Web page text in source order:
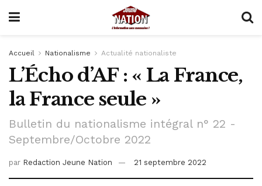
Accueil Nationalisme Actualité nationaliste
L’Écho d’AF : « La France,
la France seule »
Bulletin du nationalisme intégral n° 22 -
Septembre/Octobre 2022
par Redaction Jeune Nation 21 septembre 2022